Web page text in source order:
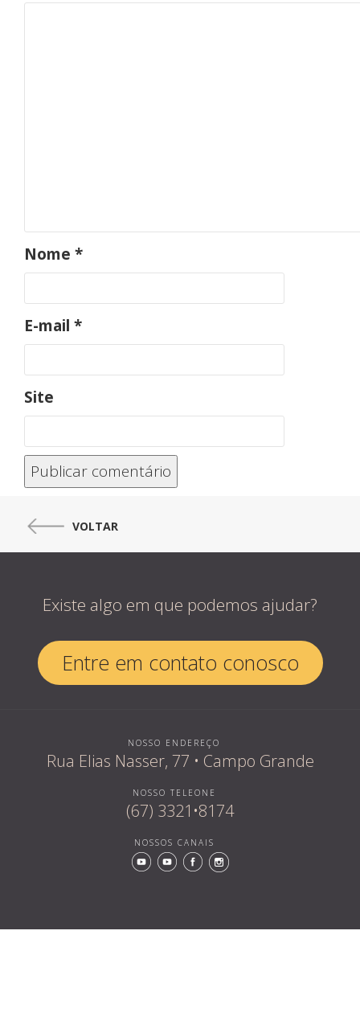
Quem
Nome *
E-mail *
Site
VOLTAR
Existe algo em que podemos ajudar?
Entre em contato conosco
NOSSO ENDEREÇO
Rua Elias Nasser, 77 • Campo Grande
NOSSO TELEONE
(67) 3321•8174
NOSSOS CANAIS